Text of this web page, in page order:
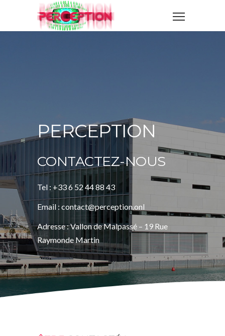
PERCEPTION
CONTACTEZ-NOUS
Tel : +33 6 52 44 88 43
Email : contact@perception.onl
Adresse : Vallon de Malpassé – 19 Rue
Raymonde Martin